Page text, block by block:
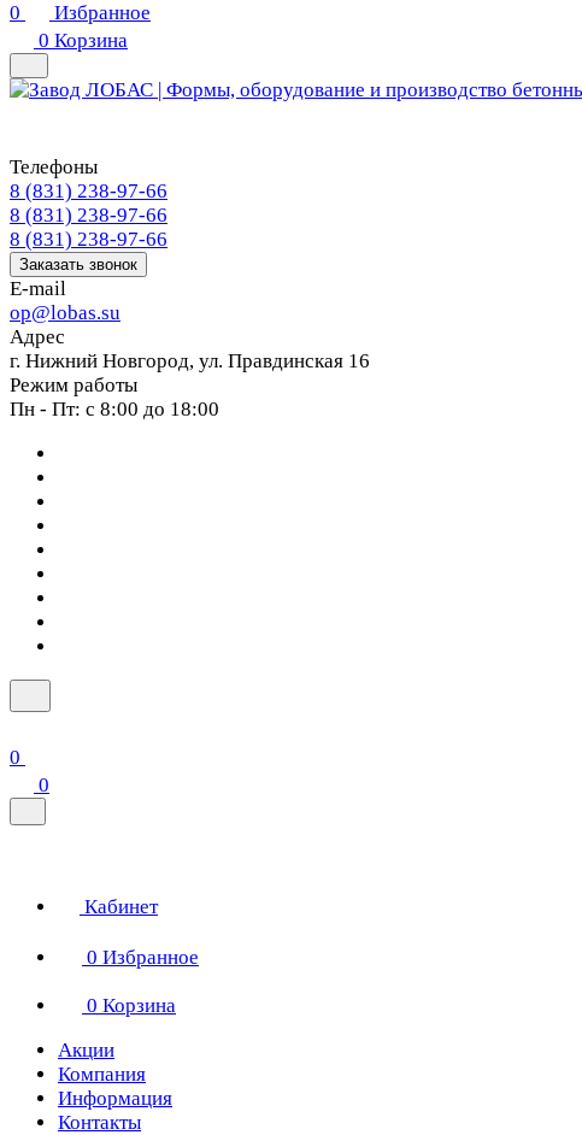
0
Избранное
0 Корзина
Телефоны
8 (831) 238-97-66
8 (831) 238-97-66
8 (831) 238-97-66
Заказать звонок
E-mail
op@lobas.su
Адрес
г. Нижний Новгород, ул. Правдинская 16
Режим работы
Пн - Пт: с 8:00 до 18:00
0
0
Кабинет
0 Избранное
0 Корзина
Акции
Компания
Информация
Контакты